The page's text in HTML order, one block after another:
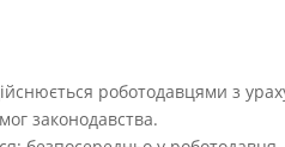
роботодавцями з
законодавства.